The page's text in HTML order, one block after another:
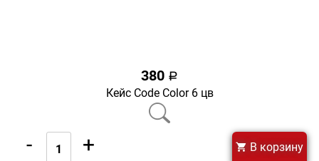
380 a
Кейс Code Color 6 цв
- + В корзину